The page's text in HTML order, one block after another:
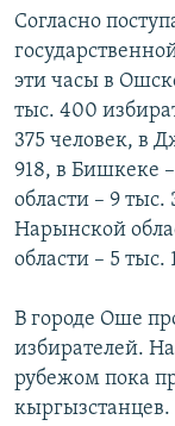
Согласно
эти часы в
тыс. 400
375 человек, в
918, в Бишкеке
области – 9 тыс.
Нарынской
области – 5 тыс.
В городе Оше
избирателей.
рубежом пока